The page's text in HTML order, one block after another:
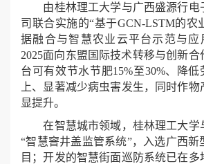
由桂林理工大学与广西盛源行电
司联合实施的“基于GCN-LSTM的农
据融合与智慧农业云平台示范与应
2025面向东盟国际技术转移与创新
台可有效节水节肥15%至30%、降低
上、显著减少病虫害发生，同时作
显提升。
在智慧城市领域，桂林理工大学
“智慧窨井盖监管系统”，入选广西新
目；开发的智慧街面巡防系统已在